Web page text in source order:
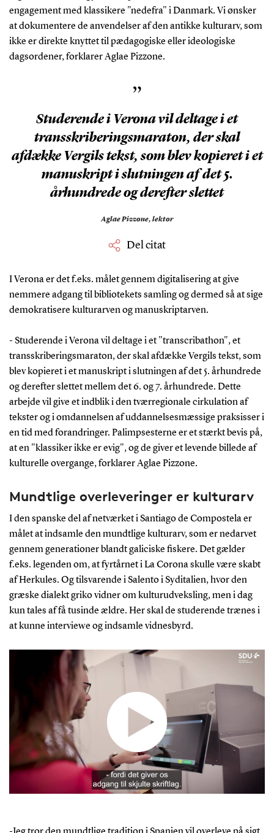
engagement med klassikere "nedefra" i Danmark. Vi ønsker
at dokumentere de anvendelser af den antikke kulturarv, som
ikke er direkte knyttet til pædagogiske eller ideologiske
dagsordener, forklarer Aglae Pizzone.
”
Studerende i Verona vil deltage i et
transskriberingsmaraton, der skal
afdække Vergils tekst, som blev kopieret i et
manuskript i slutningen af det 5.
århundrede og derefter slettet
Aglae Pizzone, lektor
Del citat
I Verona er det f.eks. målet gennem digitalisering at give
nemmere adgang til bibliotekets samling og dermed så at sige
demokratisere kulturarven og manuskriptarven.
- Studerende i Verona vil deltage i et "transcribathon", et
transskriberingsmaraton, der skal afdække Vergils tekst, som
blev kopieret i et manuskript i slutningen af det 5. århundrede
og derefter slettet mellem det 6. og 7. århundrede. Dette
arbejde vil give et indblik i den tværregionale cirkulation af
tekster og i omdannelsen af uddannelsesmæssige praksisser i
en tid med forandringer. Palimpsesterne er et stærkt bevis på,
at en "klassiker ikke er evig", og de giver et levende billede af
kulturelle overgange, forklarer Aglae Pizzone.
Mundtlige overleveringer er kulturarv
I den spanske del af netværket i Santiago de Compostela er
målet at indsamle den mundtlige kulturarv, som er nedarvet
gennem generationer blandt galiciske fiskere. Det gælder
f.eks. legenden om, at fyrtårnet i La Corona skulle være skabt
af Herkules. Og tilsvarende i Salento i Syditalien, hvor den
græske dialekt griko vidner om kulturudveksling, men i dag
kun tales af få tusinde ældre. Her skal de studerende trænes i
at kunne interviewe og indsamle vidnesbyrd.